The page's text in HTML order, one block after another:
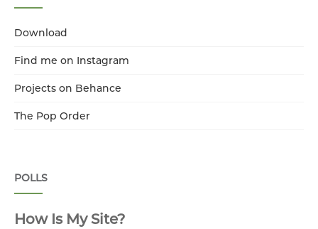
Download
Find me on Instagram
Projects on Behance
The Pop Order
POLLS
How Is My Site?